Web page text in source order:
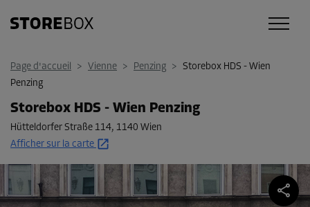
Page d'accueil > Vienne > Penzing > Storebox HDS - Wien
Penzing
Storebox HDS - Wien Penzing
Hütteldorfer Straße 114, 1140 Wien
Afficher sur la carte